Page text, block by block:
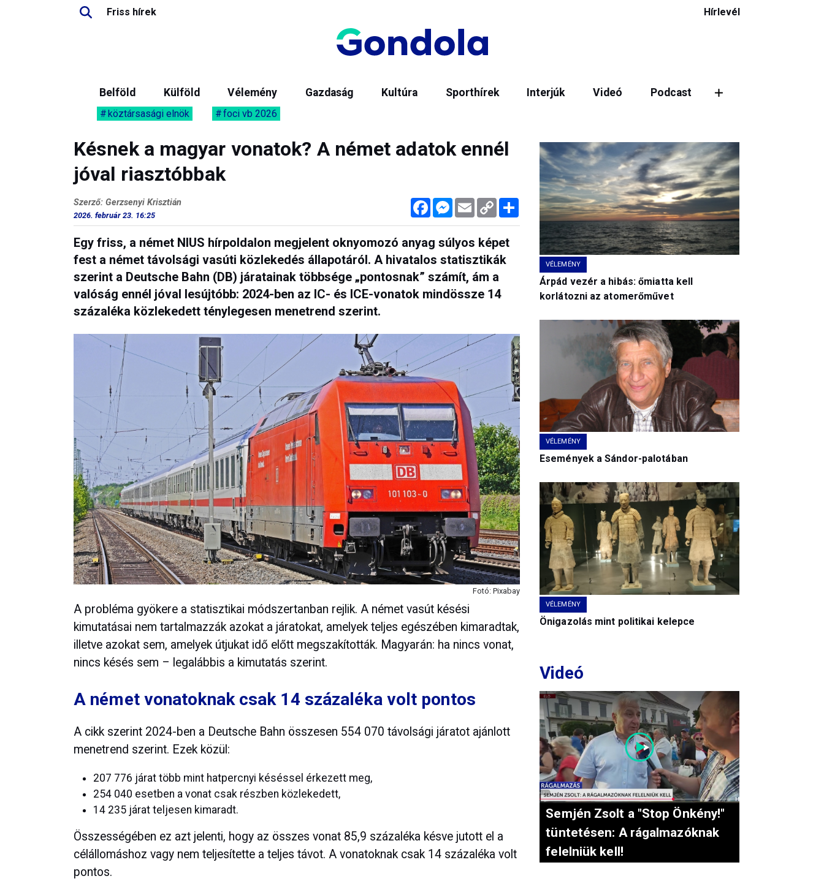
Friss hírek Hírlevél
Belföld Külföld Vélemény Gazdaság Kultúra Sporthírek Interjúk Videó Podcast
köztársasági elnök foci vb 2026
Késnek a magyar vonatok? A német adatok ennél
jóval riasztóbbak
FacebookMessenger
Email Copy
Link
Megosztás
Szerző: Gerzsenyi Krisztián
2026. február 23. 16:25
Egy friss, a német NIUS hírpoldalon megjelent oknyomozó anyag súlyos képet
fest a német távolsági vasúti közlekedés állapotáról. A hivatalos statisztikák
szerint a Deutsche Bahn (DB) járatainak többsége „pontosnak” számít, ám a
valóság ennél jóval lesújtóbb: 2024-ben az IC- és ICE-vonatok mindössze 14
százaléka közlekedett ténylegesen menetrend szerint.
Fotó: Pixabay
A probléma gyökere a statisztikai módszertanban rejlik. A német vasút késési
kimutatásai nem tartalmazzák azokat a járatokat, amelyek teljes egészében kimaradtak,
illetve azokat sem, amelyek útjukat idő előtt megszakították. Magyarán: ha nincs vonat,
nincs késés sem – legalábbis a kimutatás szerint.
A német vonatoknak csak 14 százaléka volt pontos
A cikk szerint 2024-ben a Deutsche Bahn összesen 554 070 távolsági járatot ajánlott
menetrend szerint. Ezek közül:
207 776 járat több mint hatpercnyi késéssel érkezett meg,
254 040 esetben a vonat csak részben közlekedett,
14 235 járat teljesen kimaradt.
Összességében ez azt jelenti, hogy az összes vonat 85,9 százaléka késve jutott el a
célállomáshoz vagy nem teljesítette a teljes távot. A vonatoknak csak 14 százaléka volt
pontos.
VÉLEMÉNY
Árpád vezér a hibás: őmiatta kell
korlátozni az atomerőművet
VÉLEMÉNY
Események a Sándor-palotában
VÉLEMÉNY
Önigazolás mint politikai kelepce
Videó
Semjén Zsolt a "Stop Önkény!"
tüntetésen: A rágalmazóknak
felelniük kell!